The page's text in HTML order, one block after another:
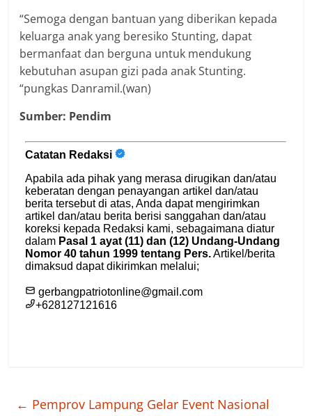
“Semoga dengan bantuan yang diberikan kepada
keluarga anak yang beresiko Stunting, dapat
bermanfaat dan berguna untuk mendukung
kebutuhan asupan gizi pada anak Stunting.
“pungkas Danramil.(wan)
Sumber: Pendim
← Pemprov Lampung Gelar Event Nasional